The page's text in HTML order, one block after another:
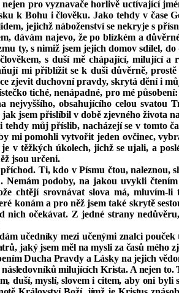
pro vyznavače horlivě uctívající
k Bohu i člověku. Jako tehdy v čase
jejichž náboženství se nekryje s
dávám najevo, že po blízkém a
ty, s nimiž jsem jejich domov sdílel,
s duší mě chápající, milující
mi přiblížit se k duši důvěrně,
zjevit duchovní pravdy, skrytá dění i
tiché, nenápadné, pro mé
nejvyššího, obsahujícího celou
jsem přislíbil v době zjevného života
tehdy můj příslib, nacházejí se v tomto
mi pomohli vytvořit jeden ovčinec,
v těžkých úkolech, jichž se ujali, a
jsou určeni.
Ti, kdo v Písmu čtou, naleznou,
Nemám podoby, na jakou uvykli
chtějí srovnávat slova má,
konám a pro něž jsem také skrytě
nich očekávat. Z jedné strany
učedníky mezi učenými znalci
jaký jsem měl na mysli za časů mého
Ducha Pravdy a Lásky na jejich
následovníků milujících Krista. A nejen
duší, myslí, slovem i citem, aby oni